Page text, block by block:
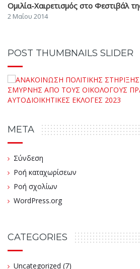
Ομιλία-Χαιρετισμός στο Φεστιβάλ
2 Μαΐου 2014
POST THUMBNAILS SLIDER
META
Σύνδεση
Ροή καταχωρίσεων
Ροή σχολίων
WordPress.org
CATEGORIES
Uncategorized (7)